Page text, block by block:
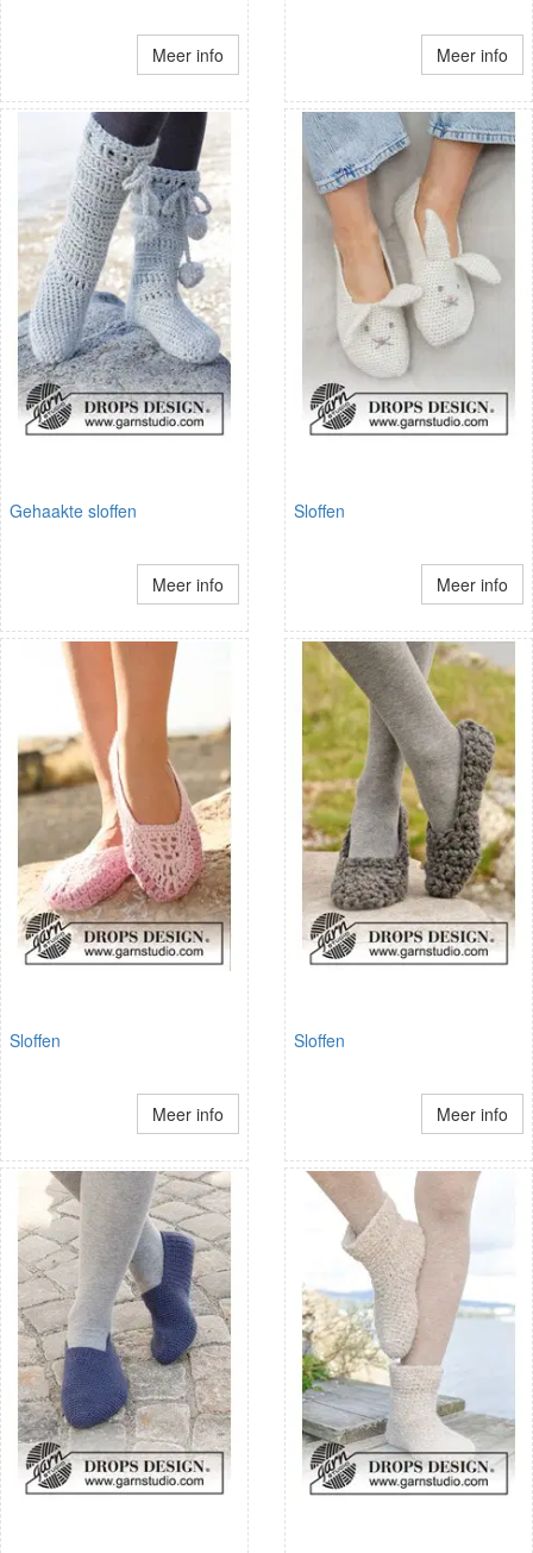
Meer info Meer info
Gehaakte sloffen
Meer info
Sloffen
Meer info
Sloffen
Meer info
Sloffen
Meer info